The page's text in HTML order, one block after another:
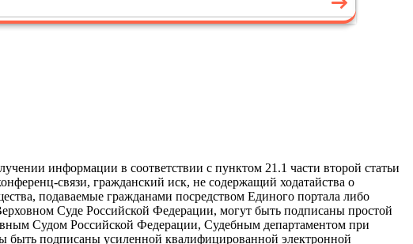
информации в соответствии с пунктом 21.1 части второй статьи
связи, гражданский иск, не содержащий ходатайства о
подаваемые гражданами посредством Единого портала либо
Суде Российской Федерации, могут быть подписаны простой
Судом Российской Федерации, Судебным департаментом при
быть подписаны усиленной квалифицированной электронной